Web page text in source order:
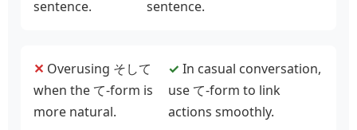
sentence.
sentence.
✕ Overusing そして
when the て‑form is
more natural.
✓ In casual conversation,
use て‑form to link
actions smoothly.